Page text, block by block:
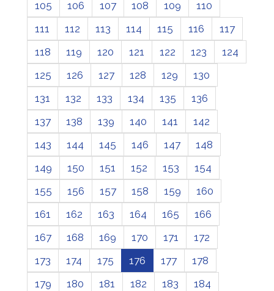
105 106 107 108 109
110
111
112 113 114 115 116
117
118
119 120 121 122 123
124
125
126 127 128 129
130
131
132 133 134 135
136
137
138 139 140 141
142
143
144 145 146 147
148
149
150 151 152 153
154
155
156 157 158 159
160
161
162 163 164 165
166
167
168 169 170 171
172
173
174 175 176 177
178
179
180 181 182 183
184